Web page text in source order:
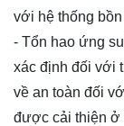
với hệ thống
- Tổn hao ứng
xác định đối với
về an toàn đối
được cải thiện ở